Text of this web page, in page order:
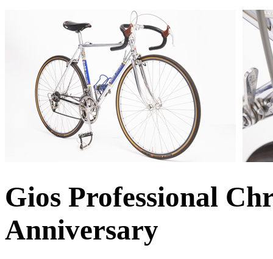
Gios Professional
Anniversary